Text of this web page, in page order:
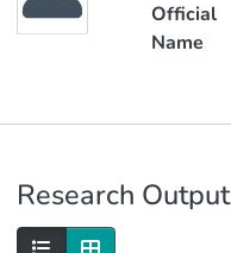
Official
Name
Research Output